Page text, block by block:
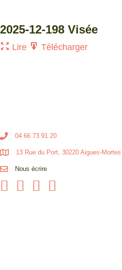
2025-12-198 Visée
Lire Télécharger
04 66 73 91 20
13 Rue du Port, 30220 Aigues-Mortes
Nous écrire